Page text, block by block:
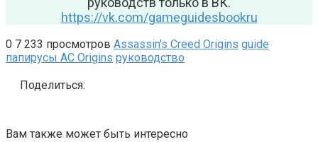
https://vk.com/gameguidesbookru
0 7 233 просмотров Assassin's Creed Origins guide
папирусы AC Origins руководство
Поделиться:
Вам также может быть интересно